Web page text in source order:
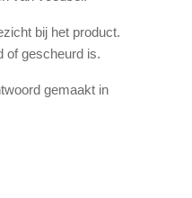
bij het product.
of gescheurd is.
gemaakt in